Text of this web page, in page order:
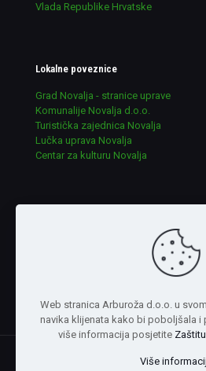
Vlada Republike Hrvatske
Lokalne poveznice
Grad Novalja - stranice uprave
Komunalije Novalja d.o.o.
Turistička zajednica Novalja
Lučka uprava Novalja
Centar za kulturu Novalja
eko-liburnia.com
Web stranica Arburoža d.o.o. u
navika klijenata kako bi poboljšala i
više informacija posjetite
Više